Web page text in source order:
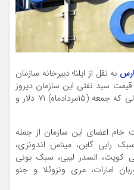
به نقل از ایلنا؛ دبیرخانه سازمان
سبد نفتی این سازمان دیروز
۷۰ دلار و ۶۶ سنت ثبت شد، در حالی که جمعه (۱۵مردادماه) ۷۱ دلار و
شامل ۱۳ نوع نفت خام اعضای این سازمان از جمله
رابی گابن، میناس اندونزی،
کویت، السدر لیبی، سبک بونی
امارات، مری ونزوئلا و جنو